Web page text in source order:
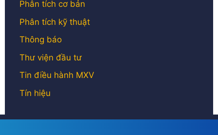
Phân tích cơ bản
Phân tích kỹ thuật
Thông báo
Thư viện đầu tư
Tin điều hành MXV
Tín hiệu